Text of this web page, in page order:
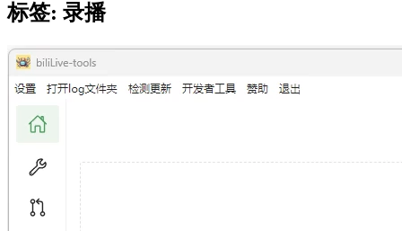
标签: 录播